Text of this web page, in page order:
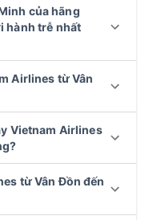
của hãng
hành trễ nhất
Airlines từ Vân
Vietnam Airlines
từ Vân Đồn đến